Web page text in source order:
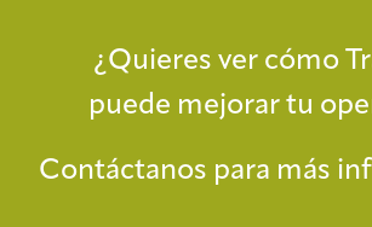
¿Quieres ver cómo
puede mejorar tu
Contáctanos para más